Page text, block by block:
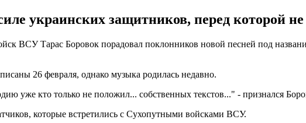
украинских защитников, перед которой
ВСУ Тарас Боровок порадовал поклонников новой песней под
26 февраля, однако музыка родилась недавно.
уже кто только не положил... собственных текстов..." - признался
которые встретились с Сухопутными войсками ВСУ.